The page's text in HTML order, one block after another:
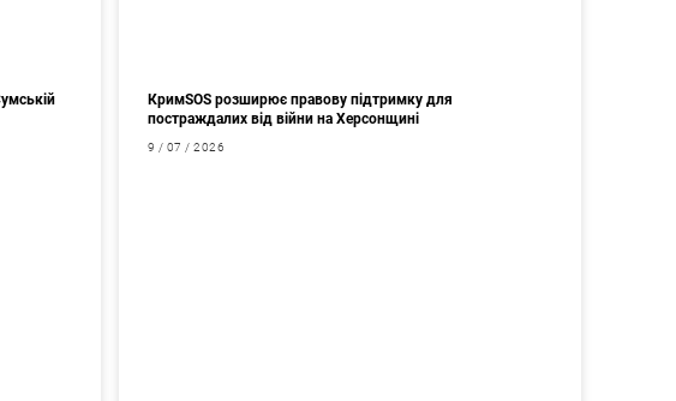
КримSOS розширює правову підтримку для
постраждалих від війни на Херсонщині
9 / 07 / 2026